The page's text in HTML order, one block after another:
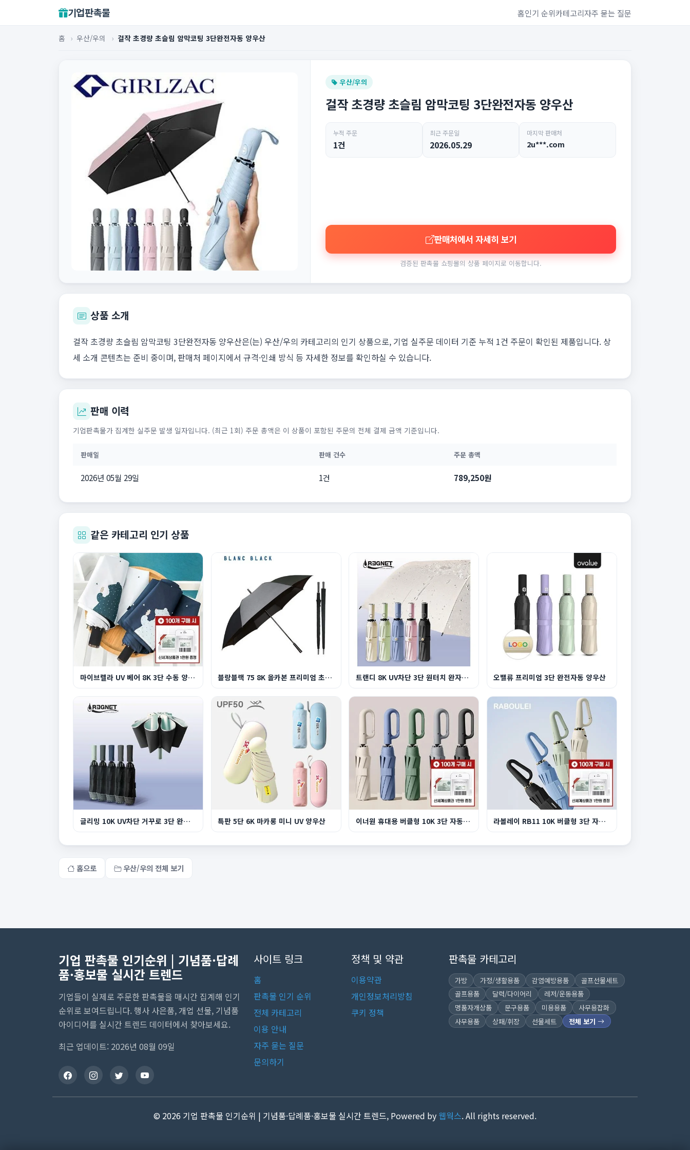
기업판촉물 홈인기 순위카테고리자주 묻는 질문
홈 › 우산/우의 › 걸작 초경량 초슬림 암막코팅 3단완전자동 양우산
우산/우의
걸작 초경량 초슬림 암막코팅 3단완전자동 양우산
누적 주문
1건
최근 주문일
2026.05.29
마지막 판매처
2u***.com
판매처에서 자세히 보기
검증된 판촉물 쇼핑몰의 상품 페이지로 이동합니다.
상품 소개
걸작 초경량 초슬림 암막코팅 3단완전자동 양우산은(는) 우산/우의 카테고리의 인기 상품으로, 기업 실주문 데이터 기준 누적 1건 주문이 확인된 제품입니다. 상
세 소개 콘텐츠는 준비 중이며, 판매처 페이지에서 규격·인쇄 방식 등 자세한 정보를 확인하실 수 있습니다.
판매 이력
기업판촉물가 집계한 실주문 발생 일자입니다. (최근 1회) 주문 총액은 이 상품이 포함된 주문의 전체 결제 금액 기준입니다.
판매일 판매 건수 주문 총액
2026년 05월 29일 1건 789,250원
같은 카테고리 인기 상품
마이브렐라 UV 베어 8K 3단 수동 양우산 블랑블랙 75 8K 올카본 프리미엄 초경량 골프 장우... 트랜디 8K UV차단 3단 원터치 완자동 양우산 오밸류 프리미엄 3단 완전자동 양우산
글리밍 10K UV차단 거꾸로 3단 완자동 양우산 특판 5단 6K 마카롱 미니 UV 양우산 이너원 휴대용 버클형 10K 3단 자동 양우산 라볼레이 RB11 10K 버클형 3단 자동 양우산
홈으로 우산/우의 전체 보기
기업 판촉물 인기순위 | 기념품·답례
품·홍보물 실시간 트렌드
기업들이 실제로 주문한 판촉물을 매시간 집계해 인기
순위로 보여드립니다. 행사 사은품, 개업 선물, 기념품
아이디어를 실시간 트렌드 데이터에서 찾아보세요.
최근 업데이트: 2026년 08월 09일
사이트 링크
홈
판촉물 인기 순위
전체 카테고리
이용 안내
자주 묻는 질문
문의하기
정책 및 약관
이용약관
개인정보처리방침
쿠키 정책
판촉물 카테고리
가방 가정/생활용품 감염예방용품
골프선물세트
골프용품
달력/다이어리
레저/운동용품
명품자개상품
문구용품 미용용품
사무용잡화
사무용품
상패/휘장 선물세트 전체 보기
© 2026 기업 판촉물 인기순위 | 기념품·답례품·홍보물 실시간 트렌드, Powered by 웹웍스. All rights reserved.